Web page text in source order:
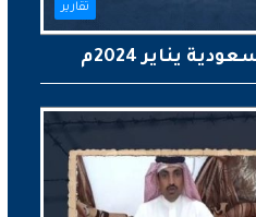
تقارير
يناير 2024م